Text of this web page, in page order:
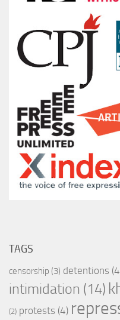
TAGS
censorship (3) detentions
intimidation (14)
(2) protests (4)